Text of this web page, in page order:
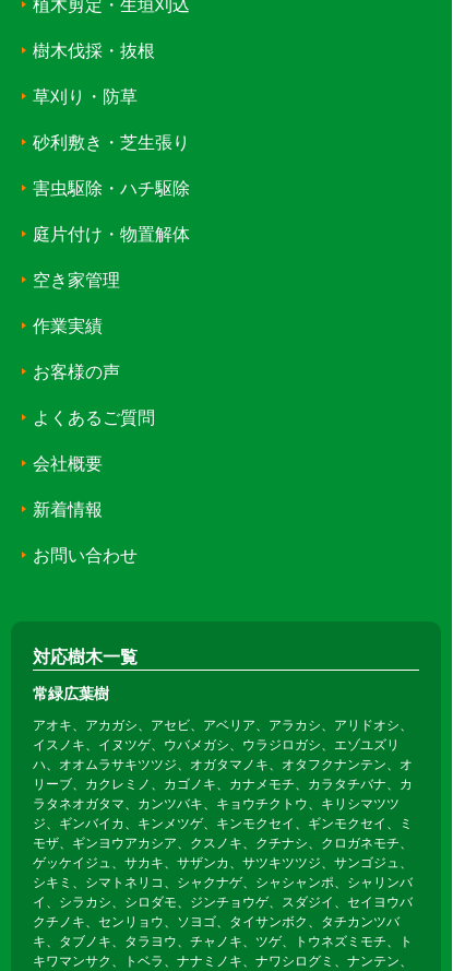
植木剪定・生垣刈込
樹木伐採・抜根
草刈り・防草
砂利敷き・芝生張り
害虫駆除・ハチ駆除
庭片付け・物置解体
空き家管理
作業実績
お客様の声
よくあるご質問
会社概要
新着情報
お問い合わせ
対応樹木一覧
常緑広葉樹
アオキ、アカガシ、アセビ、アベリア、アラカシ、アリドオシ、
イスノキ、イヌツゲ、ウバメガシ、ウラジロガシ、エゾユズリ
ハ、オオムラサキツツジ、オガタマノキ、オタフクナンテン、オ
リーブ、カクレミノ、カゴノキ、カナメモチ、カラタチバナ、カ
ラタネオガタマ、カンツバキ、キョウチクトウ、キリシマツツ
ジ、ギンバイカ、キンメツゲ、キンモクセイ、ギンモクセイ、ミ
モザ、ギンヨウアカシア、クスノキ、クチナシ、クロガネモチ、
ゲッケイジュ、サカキ、サザンカ、サツキツツジ、サンゴジュ、
シキミ、シマトネリコ、シャクナゲ、シャシャンポ、シャリンバ
イ、シラカシ、シロダモ、ジンチョウゲ、スダジイ、セイヨウバ
クチノキ、センリョウ、ソヨゴ、タイサンボク、タチカンツバ
キ、タブノキ、タラヨウ、チャノキ、ツゲ、トウネズミモチ、ト
キワマンサク、トベラ、ナナミノキ、ナワシログミ、ナンテン、